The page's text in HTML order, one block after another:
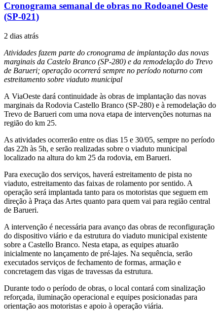
Cronograma semanal de obras no Rodoanel Oeste
(SP-021)
2 dias atrás
Atividades fazem parte do cronograma de implantação das novas
marginais da Castelo Branco (SP-280) e da remodelação do Trevo
de Barueri; operação ocorrerá sempre no período noturno com
estreitamento sobre viaduto municipal
A ViaOeste dará continuidade às obras de implantação das novas
marginais da Rodovia Castello Branco (SP-280) e à remodelação do
Trevo de Barueri com uma nova etapa de intervenções noturnas na
região do km 25.
As atividades ocorrerão entre os dias 15 e 30/05, sempre no período
das 22h às 5h, e serão realizadas sobre o viaduto municipal
localizado na altura do km 25 da rodovia, em Barueri.
Para execução dos serviços, haverá estreitamento de pista no
viaduto, estreitamento das faixas de rolamento por sentido. A
operação será implantada tanto para os motoristas que seguem em
direção à Praça das Artes quanto para quem vai para região central
de Barueri.
A intervenção é necessária para avanço das obras de reconfiguração
do dispositivo viário e da estrutura do viaduto municipal existente
sobre a Castello Branco. Nesta etapa, as equipes atuarão
inicialmente no lançamento de pré-lajes. Na sequência, serão
executados serviços de fechamento de formas, armação e
concretagem das vigas de travessas da estrutura.
Durante todo o período de obras, o local contará com sinalização
reforçada, iluminação operacional e equipes posicionadas para
orientação aos motoristas e apoio à operação viária.